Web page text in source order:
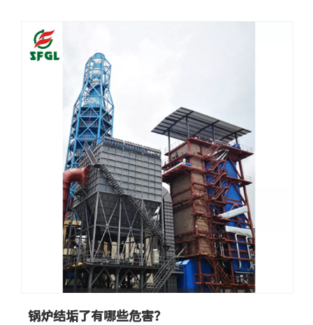
管，提高管材强度；另一方面合理控制烟气流速，减小磨损
速率，降低余热锅炉故障率，提高余热锅炉使用寿命。锅炉
可根据用户需要进行个性化设计，可任意组合，增减自如。
蒸发器、省煤器等尽可能采用模块化设计，组装率高，减小
现场安装工程量。直流锅炉是一种使给水一次通过各受热面
变为蒸汽的锅炉，其循环倍率等于1.0，给水靠水泵压头的
作用顺序通过省煤器、蒸发受热面和过热器并全部变为过热
蒸汽。在中等容量直流锅炉中，根据炉膛蒸发受热面的布置
方式的不同有三种基本型式：水平围绕管圈式、垂直上升管
屏式和回带管屏式。与自然循环锅